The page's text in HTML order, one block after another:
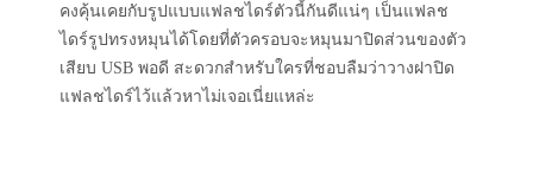
คงคุ้นเคยกับรูปแบบแฟลชไดร์ตัวนี้กันดีแน่ๆ เป็นแฟลช
ไดร์รูปทรงหมุนได้โดยที่ตัวครอบจะหมุนมาปิดส่วนของตัว
เสียบ USB พอดี สะดวกสำหรับใครที่ชอบลืมว่าวางฝาปิด
แฟลชไดร์ไว้แล้วหาไม่เจอเนี่ยแหล่ะ